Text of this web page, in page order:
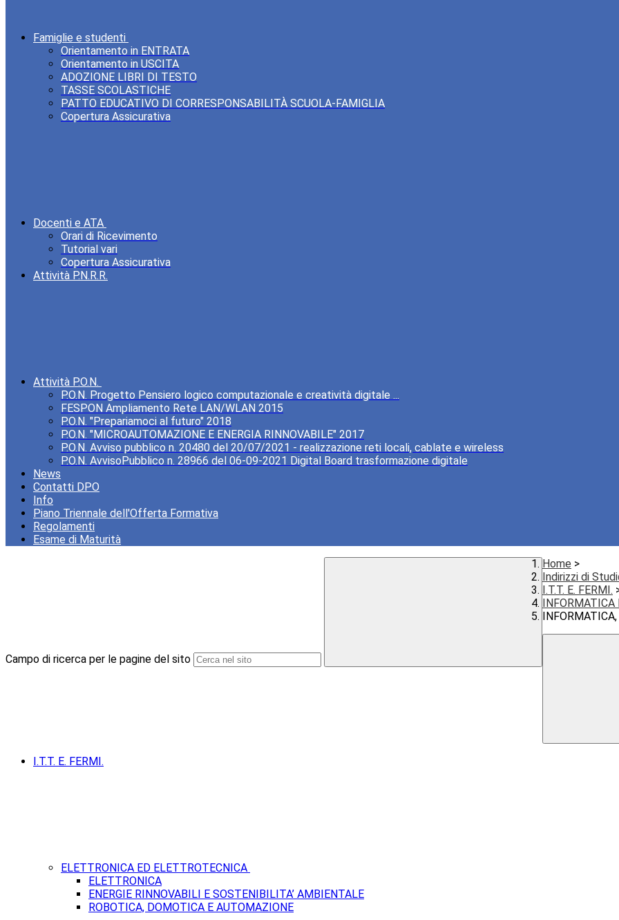
Famiglie e studenti
Orientamento in ENTRATA
Orientamento in USCITA
ADOZIONE LIBRI DI TESTO
TASSE SCOLASTICHE
PATTO EDUCATIVO DI CORRESPONSABILITÀ SCUOLA-FAMIGLIA
Copertura Assicurativa
Docenti e ATA
Orari di Ricevimento
Tutorial vari
Copertura Assicurativa
Attività P.N.R.R.
Attività P.O.N.
P.O.N. Progetto Pensiero logico computazionale e creatività digitale ...
FESPON Ampliamento Rete LAN/WLAN 2015
P.O.N. "Prepariamoci al futuro" 2018
P.O.N. "MICROAUTOMAZIONE E ENERGIA RINNOVABILE" 2017
P.O.N. Avviso pubblico n. 20480 del 20/07/2021 - realizzazione reti locali, cablate e wireless
P.O.N. AvvisoPubblico n. 28966 del 06-09-2021 Digital Board trasformazione digitale
News
Contatti DPO
Info
Piano Triennale dell'Offerta Formativa
Regolamenti
Esame di Maturità
Campo di ricerca per le pagine del sito
Home >
Indirizzi di
I.T.T. E. FERMI.
I.T.T. E. FERMI.
ELETTRONICA ED ELETTROTECNICA
ELETTRONICA
ENERGIE RINNOVABILI E SOSTENIBILITA’ AMBIENTALE
ROBOTICA, DOMOTICA E AUTOMAZIONE